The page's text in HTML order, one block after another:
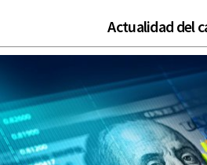
Actualidad del